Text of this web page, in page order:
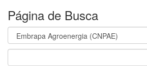
Página de Busca